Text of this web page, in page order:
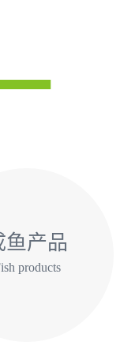
鱼产品
products